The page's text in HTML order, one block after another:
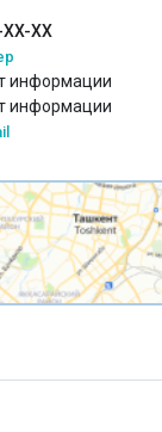
XX
информации
информации